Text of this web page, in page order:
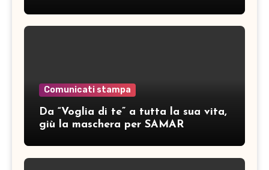
Comunicati stampa
Da “Voglia di te” a tutta la sua vita,
giù la maschera per SAMAR